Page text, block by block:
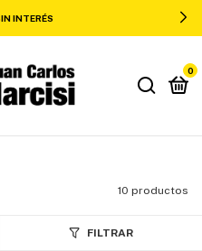
INTERÉS
0
10 productos
FILTRAR